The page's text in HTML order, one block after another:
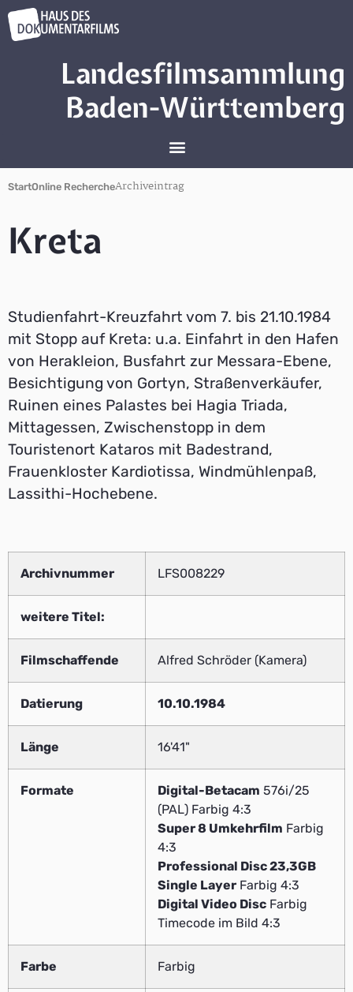
Landesfilmsammlung
Baden-Württemberg
StartOnline RechercheArchiveintrag
Kreta
Studienfahrt-Kreuzfahrt vom 7. bis 21.10.1984
mit Stopp auf Kreta: u.a. Einfahrt in den Hafen
von Herakleion, Busfahrt zur Messara-Ebene,
Besichtigung von Gortyn, Straßenverkäufer,
Ruinen eines Palastes bei Hagia Triada,
Mittagessen, Zwischenstopp in dem
Touristenort Kataros mit Badestrand,
Frauenkloster Kardiotissa, Windmühlenpaß,
Lassithi-Hochebene.
Archivnummer LFS008229
weitere Titel:
Filmschaffende Alfred Schröder (Kamera)
Datierung 10.10.1984
Länge 16'41"
Formate Digital-Betacam 576i/25
(PAL) Farbig 4:3
Super 8 Umkehrfilm Farbig
4:3
Professional Disc 23,3GB
Single Layer Farbig 4:3
Digital Video Disc Farbig
Timecode im Bild 4:3
Farbe Farbig